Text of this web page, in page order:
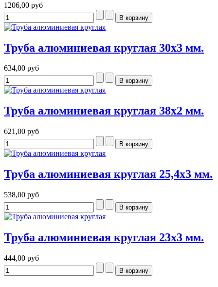
1206,00 руб
Труба алюминиевая круглая 30x3 мм.
634,00 руб
Труба алюминиевая круглая 38x2 мм.
621,00 руб
Труба алюминиевая круглая 25,4x3 мм.
538,00 руб
Труба алюминиевая круглая 23x3 мм.
444,00 руб